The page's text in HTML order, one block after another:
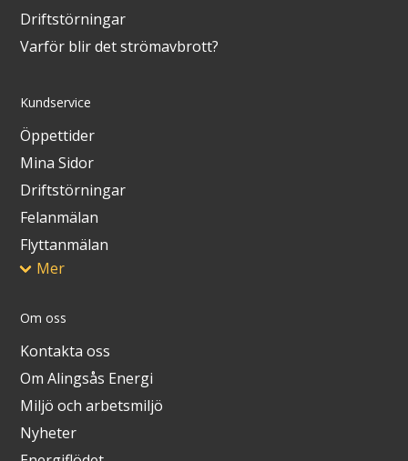
Driftstörningar
Varför blir det strömavbrott?
Kundservice
Öppettider
Mina Sidor
Driftstörningar
Felanmälan
Flyttanmälan
Mer
Om oss
Kontakta oss
Om Alingsås Energi
Miljö och arbetsmiljö
Nyheter